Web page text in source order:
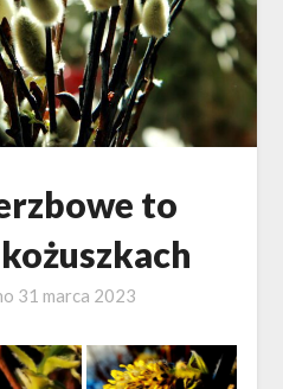
to
31 marca 2023